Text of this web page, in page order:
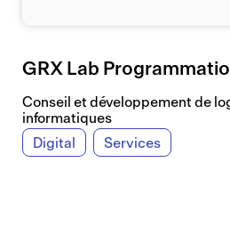
GRX Lab
Conseil et développement de
informatiques
Digital
Services